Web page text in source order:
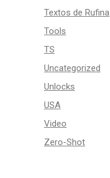
Textos de Rufina
Tools
TS
Uncategorized
Unlocks
USA
Video
Zero-Shot